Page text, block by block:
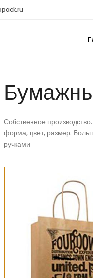
Собственное
форма, цвет, размер.
ручками